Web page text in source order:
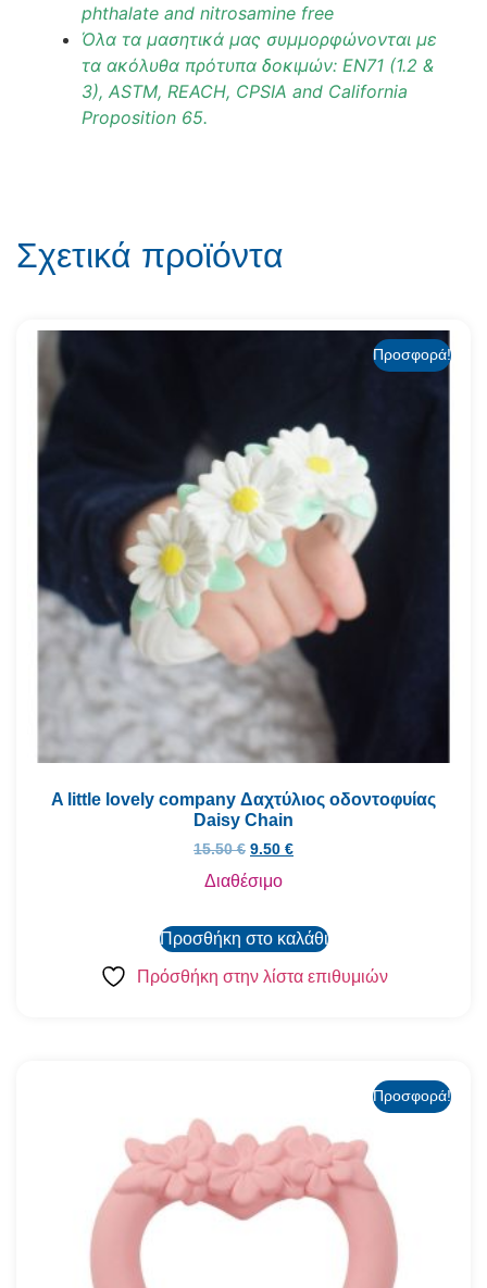
phthalate and nitrosamine free
Όλα τα μασητικά μας συμμορφώνονται με
τα ακόλυθα πρότυπα δοκιμών: EN71 (1.2 &
3), ASTM, REACH, CPSIA and California
Proposition 65.
Σχετικά προϊόντα
Προσφορά!
A little lovely company Δαχτύλιος οδοντοφυίας
Daisy Chain
15.50€ 9.50 €
Διαθέσιμο
Προσθήκη στο καλάθι
Πρόσθήκη στην λίστα επιθυμιών
Προσφορά!